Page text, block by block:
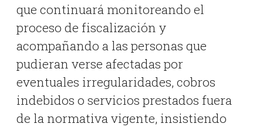
que continuará monitoreando el
proceso de fiscalización y
acompañando a las personas que
pudieran verse afectadas por
eventuales irregularidades, cobros
indebidos o servicios prestados fuera
de la normativa vigente, insistiendo